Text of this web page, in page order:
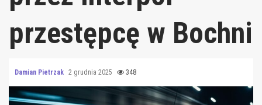
przestępcę w Bochni
Damian Pietrzak 2 grudnia 2025 348